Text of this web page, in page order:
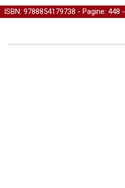
ISBN: 9788854179738 - Pagine: 448 -